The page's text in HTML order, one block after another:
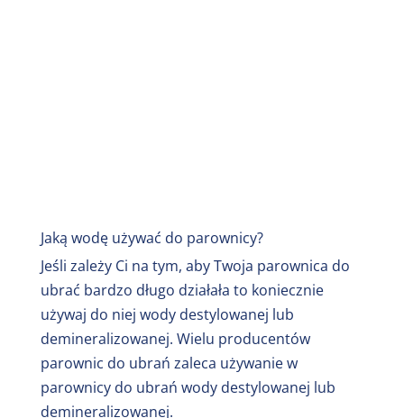
Jaką wodę używać do parownicy?
Jeśli zależy Ci na tym, aby Twoja parownica do
ubrać bardzo długo działała to koniecznie
używaj do niej wody destylowanej lub
demineralizowanej. Wielu producentów
parownic do ubrań zaleca używanie w
parownicy do ubrań wody destylowanej lub
demineralizowanej.